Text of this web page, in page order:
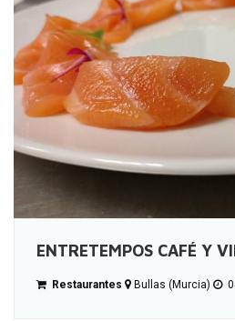
ENTRETEMPOS CAFÉ Y
Restaurantes Bullas (Murcia)